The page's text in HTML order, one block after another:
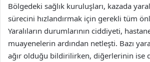
Bölgedeki sağlık kuruluşları, kazada
sürecini hızlandırmak için gerekli tüm
Yaralıların durumlarının ciddiyeti,
muayenelerin ardından netleşti. Bazı
ağır olduğu bildirilirken, diğerlerinin ise